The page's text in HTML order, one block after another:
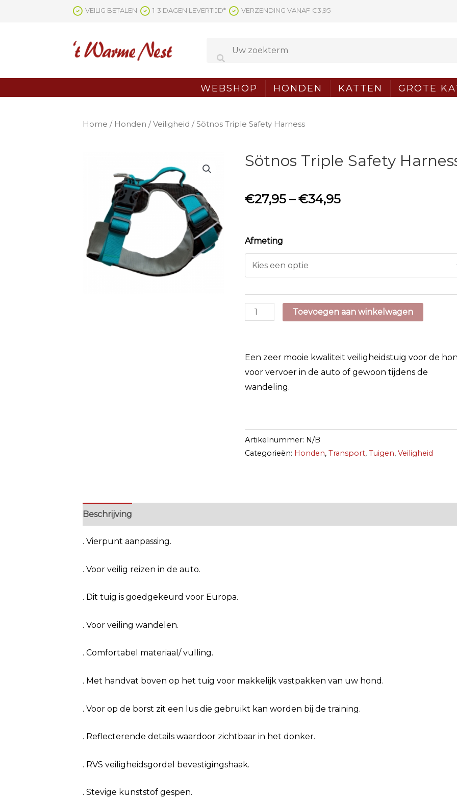
VEILIG BETALEN 1-3 DAGEN LEVERTIJD* VERZENDING VANAF €3,95
WEBSHOP HONDEN KATTEN GROTE
Home / Honden /Veiligheid / Sötnos Triple Safety Harness
Sötnos Triple Safety
€27,95 –€34,95
Afmeting
Sötnos
Harness
aantal
Toevoegen aan winkelwagen
Een zeer mooie kwaliteit veiligheidstuig voor de
voor vervoer in de auto of gewoon tijdens de
wandeling.
Artikelnummer: N/B
Categorieën: Honden, Transport, Tuigen, Veiligheid
Beschrijving
. Vierpunt aanpassing.
. Voor veilig reizen in de auto.
. Dit tuig is goedgekeurd voor Europa.
. Voor veiling wandelen.
. Comfortabel materiaal/ vulling.
. Met handvat boven op het tuig voor makkelijk vastpakken van uw hond.
. Voor op de borst zit een lus die gebruikt kan worden bij de training.
. Reflecterende details waardoor zichtbaar in het donker.
. RVS veiligheidsgordel bevestigingshaak.
. Stevige kunststof gespen.